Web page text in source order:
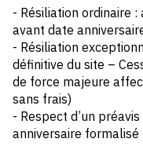
- Résiliation ordinaire
avant date
- Résiliation
définitive du site –
de force majeure
sans frais)
- Respect d’un
anniversaire formalisé